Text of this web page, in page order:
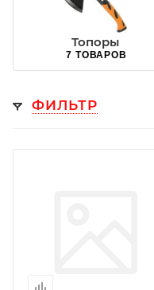
Топоры
7 ТОВАРОВ
ФИЛЬТР